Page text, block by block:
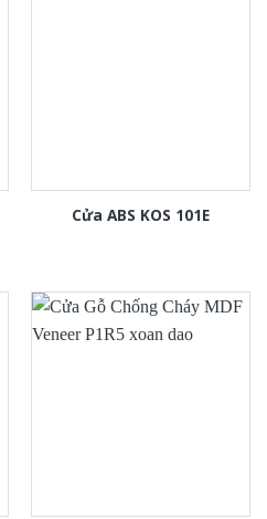
Cửa ABS KOS 101E